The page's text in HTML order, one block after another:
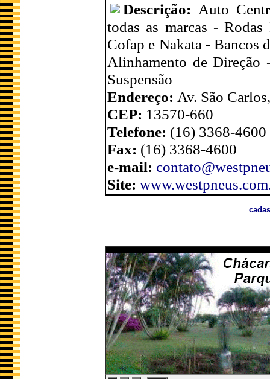
Descrição: Auto
todas as marcas -
Cofap e Nakata - Bancos
Alinhamento de Direção
Suspensão
Endereço: Av. São
CEP: 13570-660
Telefone: (16) 3368-4600
Fax: (16) 3368-4600
e-mail:
Site: